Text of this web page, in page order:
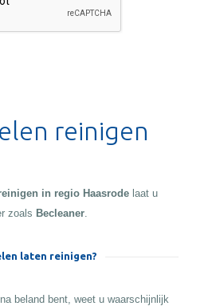
reinigen
in regio Haasrode laat u
zoals Becleaner.
laten reinigen?
beland bent, weet u waarschijnlijk